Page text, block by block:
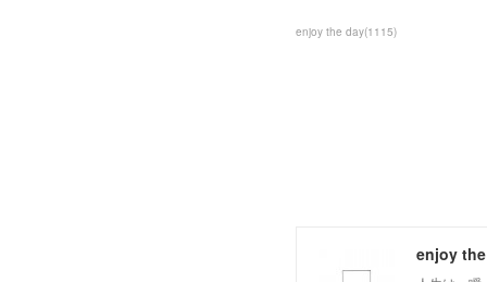
enjoy the day(1115)
enjoy